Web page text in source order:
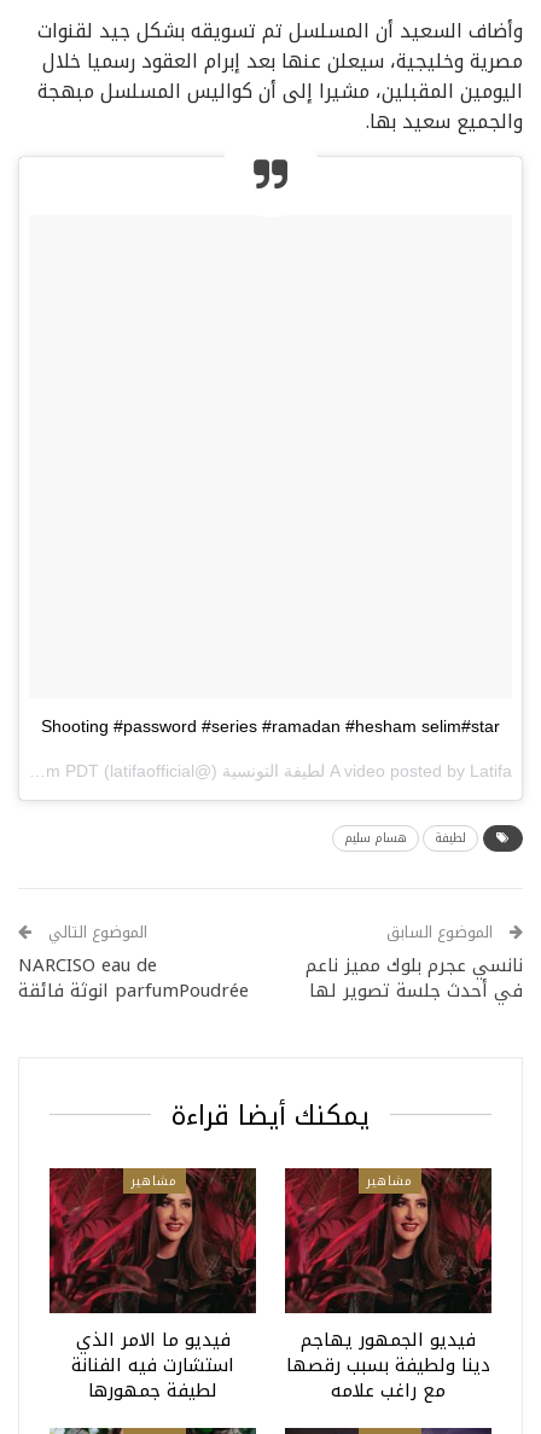
وأضاف السعيد أن المسلسل تم تسويقه بشكل جيد لقنوات
مصرية وخليجية، سيعلن عنها بعد إبرام العقود رسميا خلال
اليومين المقبلين، مشيرا إلى أن كواليس المسلسل مبهجة
والجميع سعيد بها.
Shooting #password #series #ramadan #hesham selim#star
A video posted by Latifa لطيفة التونسية (@latifaofficial) on Mar 27, 2016 at 8:24am PDT
لطيفة هسام سليم
الموضوع السابق
نانسي عجرم بلوك مميز ناعم
في أحدث جلسة تصوير لها
الموضوع التالي
NARCISO eau de
parfumPoudrée انوثة فائقة
يمكنك أيضا قراءة
مشاهير
فيديو الجمهور يهاجم
دينا ولطيفة بسبب رقصها
مع راغب علامه
مشاهير
فيديو ما الامر الذي
استشارت فيه الفنانة
لطيفة جمهورها